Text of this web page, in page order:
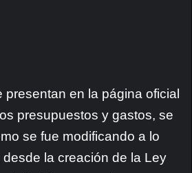
presentan en la página oficial
presupuestos y gastos, se
se fue modificando a lo
desde la creación de la Ley